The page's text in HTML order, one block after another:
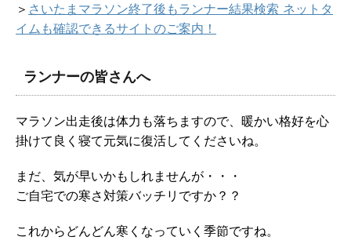
＞ さいたまマラソン終了後もランナー結果検索 ネットタ
イムも確認できるサイトのご案内！
ランナーの皆さんへ
マラソン出走後は体力も落ちますので、暖かい格好を心
掛けて良く寝て元気に復活してくださいね。
まだ、気が早いかもしれませんが・・・
ご自宅での寒さ対策バッチリですか？？
これからどんどん寒くなっていく季節ですね。